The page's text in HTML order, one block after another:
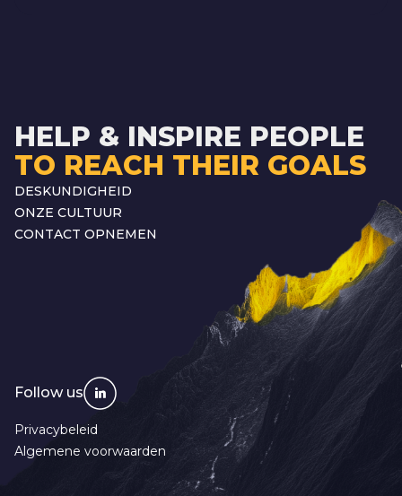
HELP & INSPIRE PEOPLE
TO REACH THEIR GOALS
DESKUNDIGHEID
ONZE CULTUUR
CONTACT OPNEMEN
Follow us
Privacybeleid
Algemene voorwaarden